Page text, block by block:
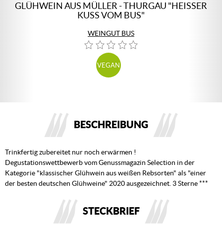
GLÜHWEIN AUS MÜLLER - THURGAU "HEISSER
KUSS VOM BUS"
WEINGUT BUS
VEGAN
BESCHREIBUNG
Trinkfertig zubereitet nur noch erwärmen !
Degustationswettbewerb vom Genussmagazin Selection in der
Kategorie "klassischer Glühwein aus weißen Rebsorten" als "einer
der besten deutschen Glühweine" 2020 ausgezeichnet. 3 Sterne ***
STECKBRIEF